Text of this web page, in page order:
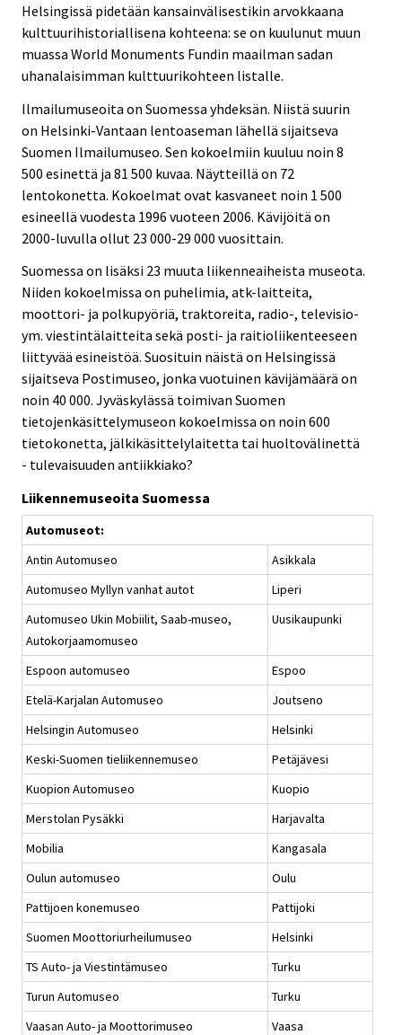
Helsingissä pidetään kansainvälisestikin arvokkaana
kulttuurihistoriallisena kohteena: se on kuulunut muun
muassa World Monuments Fundin maailman sadan
uhanalaisimman kulttuurikohteen listalle.
Ilmailumuseoita on Suomessa yhdeksän. Niistä suurin
on Helsinki-Vantaan lentoaseman lähellä sijaitseva
Suomen Ilmailumuseo. Sen kokoelmiin kuuluu noin 8
500 esinettä ja 81 500 kuvaa. Näytteillä on 72
lentokonetta. Kokoelmat ovat kasvaneet noin 1 500
esineellä vuodesta 1996 vuoteen 2006. Kävijöitä on
2000-luvulla ollut 23 000-29 000 vuosittain.
Suomessa on lisäksi 23 muuta liikenneaiheista museota.
Niiden kokoelmissa on puhelimia, atk-laitteita,
moottori- ja polkupyöriä, traktoreita, radio-, televisio-
ym. viestintälaitteita sekä posti- ja raitioliikenteeseen
liittyvää esineistöä. Suosituin näistä on Helsingissä
sijaitseva Postimuseo, jonka vuotuinen kävijämäärä on
noin 40 000. Jyväskylässä toimivan Suomen
tietojenkäsittelymuseon kokoelmissa on noin 600
tietokonetta, jälkikäsittelylaitetta tai huoltovälinettä
- tulevaisuuden antiikkiako?
Liikennemuseoita Suomessa
Automuseot:
Antin Automuseo
Asikkala
Automuseo Myllyn vanhat autot
Liperi
Automuseo Ukin Mobiilit, Saab-museo,
Autokorjaamomuseo
Uusikaupunki
Espoon automuseo
Espoo
Etelä-Karjalan Automuseo
Joutseno
Helsingin Automuseo
Helsinki
Keski-Suomen tieliikennemuseo
Petäjävesi
Kuopion Automuseo
Kuopio
Merstolan Pysäkki
Harjavalta
Mobilia
Kangasala
Oulun automuseo
Oulu
Pattijoen konemuseo
Pattijoki
Suomen Moottoriurheilumuseo
Helsinki
TS Auto- ja Viestintämuseo
Turku
Turun Automuseo
Turku
Vaasan Auto- ja Moottorimuseo
Vaasa